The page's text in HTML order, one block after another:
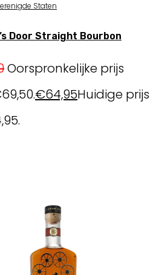
Staten
Door Straight Bourbon
Oorspronkelijke prijs
€64,95Huidige prijs